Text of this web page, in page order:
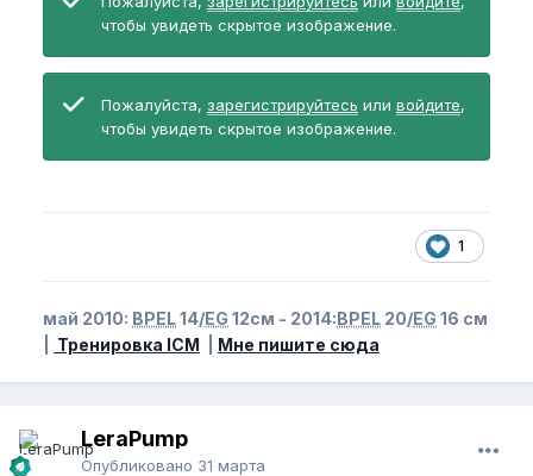
чтобы увидеть скрытое изображение.
Пожалуйста, зарегистрируйтесь или войдите,
чтобы увидеть скрытое изображение.
1
май 2010: BPEL14/EG 12см - 2014:BPEL 20/EG 16 см
Тренировка ICM Мне пишите сюда
LeraPump
Опубликовано 31 марта